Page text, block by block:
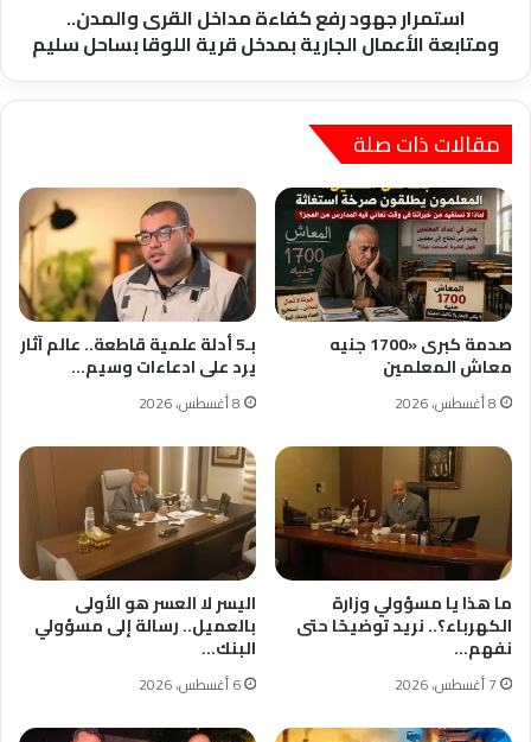
بمدخل
قرية
اللوقا
سليم
استمرار جهود رفع كفاءة مداخل القرى والمدن..
ومتابعة الأعمال الجارية بمدخل قرية اللوقا بساحل سليم
مقالات ذات صلة
صدمة كبرى «1700 جنيه
معاش المعلمين
8 أغسطس، 2026
بـ5 أدلة علمية قاطعة.. عالم آثار
يرد على ادعاءات وسيم…
8 أغسطس، 2026
ما هذا يا مسؤولي وزارة
الكهرباء؟.. نريد توضيحًا حتى
نفهم…
7 أغسطس، 2026
اليسر لا العسر هو الأولى
بالعميل.. رسالة إلى مسؤولي
البنك…
6 أغسطس، 2026